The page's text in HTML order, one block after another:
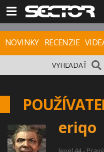
NOVINKY RECENZIE
VYHĽADAŤ
eriqo